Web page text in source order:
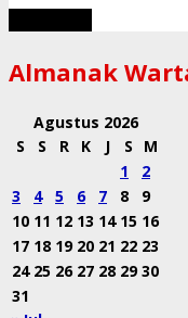
Almanak
Agustus 2026
S
S R K J S
M
1
2
3
4 5 6 7 8
9
10 11 12 13 14 15 16
17 18 19 20 21 22 23
24 25 26 27 28 29 30
31